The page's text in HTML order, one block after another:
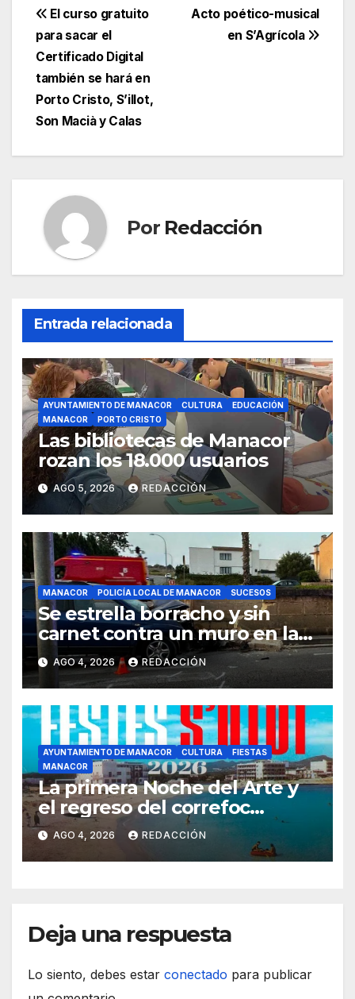
c
e
b
o
o
itt
er
ail
e m
p
Navegación
de
entradas
Acto poético-musical
en S’Agrícola
El curso gratuito
para sacar el
Certificado Digital
también se hará en
Porto Cristo, S’illot,
Son Macià y Calas
Por Redacción
Entrada relacionada
AYUNTAMIENTO DE MANACOR CULTURA
EDUCACIÓN
MANACOR
PORTO CRISTO
Las bibliotecas de Manacor
rozan los 18.000 usuarios
AGO 5, 2026 REDACCIÓN
MANACOR POLICÍA LOCAL DE MANACOR SUCESOS
Se estrella borracho y sin
carnet contra un muro en la
ronda del Port de Manacor y
lo destroza
AGO 4, 2026 REDACCIÓN
AYUNTAMIENTO DE MANACOR CULTURA
FIESTAS
MANACOR
La primera Noche del Arte y
el regreso del correfoc
marcan las Fiestas de Verano
de S’Illot 2026
AGO 4, 2026 REDACCIÓN
Deja una respuesta
Lo siento, debes estar conectado para publicar